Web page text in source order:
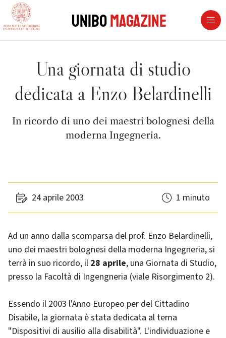
vai al contenuto della pagina
UniboMagazine
Una giornata di studio
dedicata a Enzo Belardinelli
In ricordo di uno dei maestri bolognesi della
moderna Ingegneria.
24 aprile 2003 1 minuto
Ad un anno dalla scomparsa del prof. Enzo Belardinelli,
uno dei maestri bolognesi della moderna Ingegneria, si
terrà in suo ricordo, il 28 aprile, una Giornata di Studio,
presso la Facoltà di Ingengneria (viale Risorgimento 2).
Essendo il 2003 l'Anno Europeo per del Cittadino
Disabile, la giornata è stata dedicata al tema
"Dispositivi di ausilio alla disabilità". L'individuazione e